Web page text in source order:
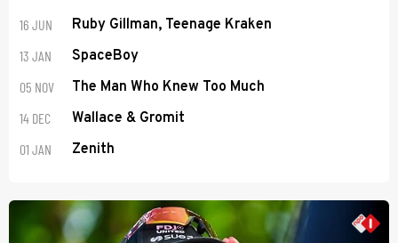
16 JUN Ruby Gillman, Teenage Kraken
13 JAN SpaceBoy
05 NOV The Man Who Knew Too Much
14 DEC Wallace & Gromit
01 JAN Zenith